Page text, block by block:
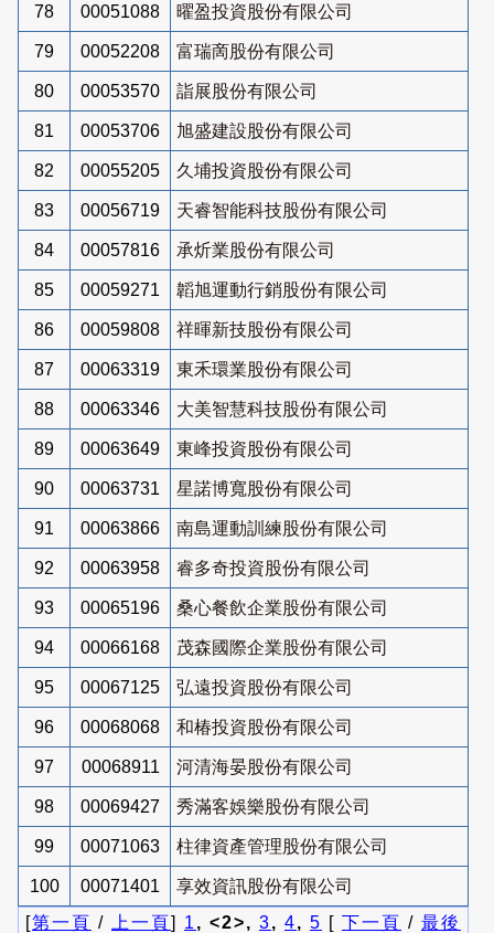
78 00051088 曜盈投資股份有限公司
79 00052208 富瑞啇股份有限公司
80 00053570 詣展股份有限公司
81 00053706 旭盛建設股份有限公司
82 00055205 久埔投資股份有限公司
83 00056719 天睿智能科技股份有限公司
84 00057816 承炘業股份有限公司
85 00059271 韜旭運動行銷股份有限公司
86 00059808 祥暉新技股份有限公司
87 00063319 東禾環業股份有限公司
88 00063346 大美智慧科技股份有限公司
89 00063649 東峰投資股份有限公司
90 00063731 星諾博寬股份有限公司
91 00063866 南島運動訓練股份有限公司
92 00063958 睿多奇投資股份有限公司
93 00065196 桑心餐飲企業股份有限公司
94 00066168 茂森國際企業股份有限公司
95 00067125 弘遠投資股份有限公司
96 00068068 和椿投資股份有限公司
97 00068911 河清海晏股份有限公司
98 00069427 秀滿客娛樂股份有限公司
99 00071063 柱律資產管理股份有限公司
100 00071401
享效資訊股份有限公司
[第一頁 / 上一頁] 1 , <2>, 3, 4, 5 [ 下一頁 / 最後